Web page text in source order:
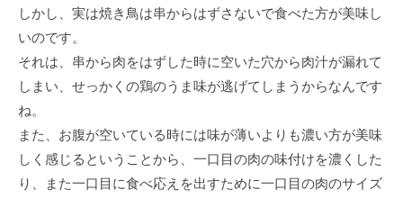
しかし、実は焼き鳥は串からはずさないで食べた方が美味し
いのです。
それは、串から肉をはずした時に空いた穴から肉汁が漏れて
しまい、せっかくの鶏のうま味が逃げてしまうからなんです
ね。
また、お腹が空いている時には味が薄いよりも濃い方が美味
しく感じるということから、一口目の肉の味付けを濃くした
り、また一口目に食べ応えを出すために一口目の肉のサイズ